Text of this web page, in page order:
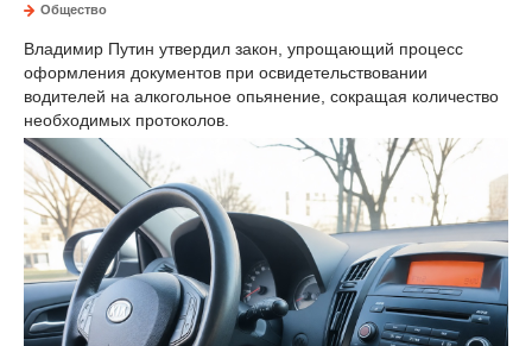
Общество
Владимир Путин утвердил закон, упрощающий процесс
оформления документов при освидетельствовании
водителей на алкогольное опьянение, сокращая количество
необходимых протоколов.